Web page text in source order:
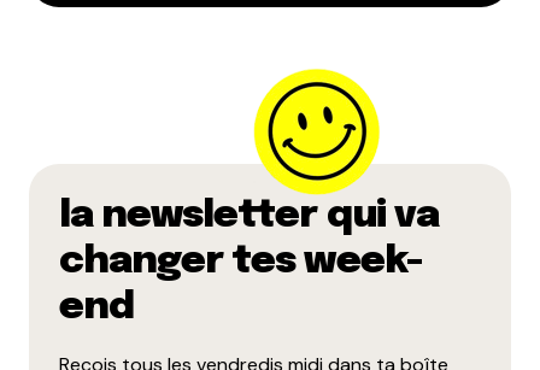
la newsletter qui va
changer tes week-
end
Reçois tous les vendredis midi dans ta boîte